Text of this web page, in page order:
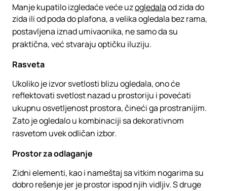
Manje kupatilo izgledaće veće uzogledalaod zida do
zida ili od poda do plafona, a velika ogledala bez rama,
postavljena iznad umivaonika, ne samo da su
praktična, već stvaraju optičku iluziju.
Rasveta
Ukoliko je izvor svetlosti blizu ogledala, ono će
reflektovati svetlost nazad u prostoriju i povećati
ukupnu osvetljenost prostora, čineći ga prostranijim.
Zato je ogledalo u kombinaciji sa dekorativnom
rasvetom uvek odličan izbor.
Prostor za odlaganje
Zidni elementi, kao i nameštaj sa vitkim nogarima su
dobro rešenje jer je prostor ispod njih vidljiv. S druge